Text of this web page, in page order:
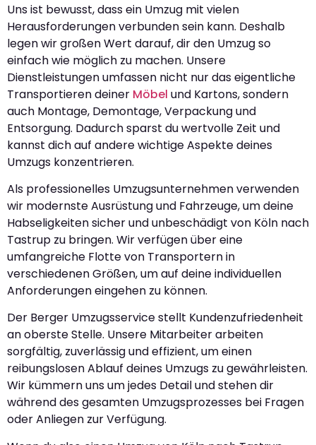
Uns ist bewusst, dass ein Umzug mit vielen
Herausforderungen verbunden sein kann. Deshalb
legen wir großen Wert darauf, dir den Umzug so
einfach wie möglich zu machen. Unsere
Dienstleistungen umfassen nicht nur das eigentliche
Transportieren deiner Möbel und Kartons, sondern
auch Montage, Demontage, Verpackung und
Entsorgung. Dadurch sparst du wertvolle Zeit und
kannst dich auf andere wichtige Aspekte deines
Umzugs konzentrieren.
Als professionelles Umzugsunternehmen verwenden
wir modernste Ausrüstung und Fahrzeuge, um deine
Habseligkeiten sicher und unbeschädigt von Köln nach
Tastrup zu bringen. Wir verfügen über eine
umfangreiche Flotte von Transportern in
verschiedenen Größen, um auf deine individuellen
Anforderungen eingehen zu können.
Der Berger Umzugsservice stellt Kundenzufriedenheit
an oberste Stelle. Unsere Mitarbeiter arbeiten
sorgfältig, zuverlässig und effizient, um einen
reibungslosen Ablauf deines Umzugs zu gewährleisten.
Wir kümmern uns um jedes Detail und stehen dir
während des gesamten Umzugsprozesses bei Fragen
oder Anliegen zur Verfügung.